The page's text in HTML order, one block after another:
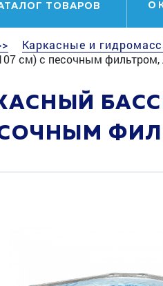
ТОВАРОВ О
Каркасные и
см) с песочным